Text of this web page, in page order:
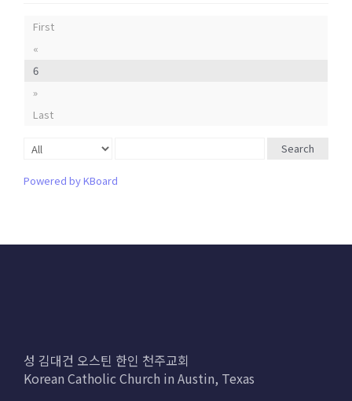
First
«
6
»
Last
Search
Powered by KBoard
성 김대건 오스틴 한인 천주교회
Korean Catholic Church in Austin, Texas